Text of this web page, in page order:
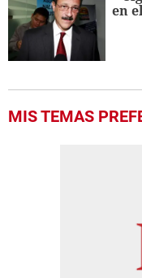
en
MIS TEMAS